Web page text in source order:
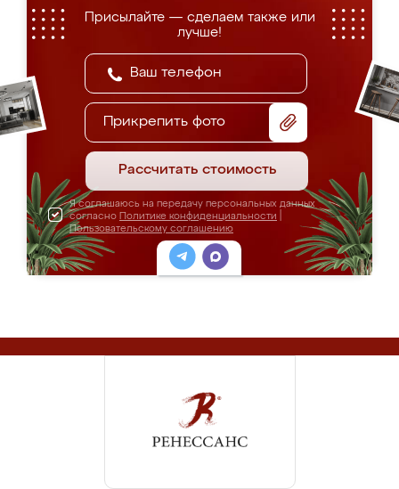
Присылайте — сделаем также или
лучше!
Прикрепить фото
Рассчитать стоимость
Я соглашаюсь на передачу персональных данных
согласно Политике конфиденциальности
Пользовательскому соглашению